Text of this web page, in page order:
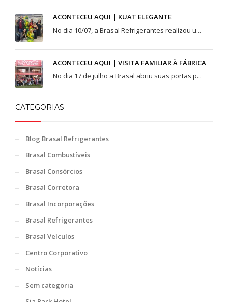
ACONTECEU AQUI | KUAT ELEGANTE
No dia 10/07, a Brasal Refrigerantes realizou u...
ACONTECEU AQUI | VISITA FAMILIAR À FÁBRICA
No dia 17 de julho a Brasal abriu suas portas p...
CATEGORIAS
Blog Brasal Refrigerantes
Brasal Combustíveis
Brasal Consórcios
Brasal Corretora
Brasal Incorporações
Brasal Refrigerantes
Brasal Veículos
Centro Corporativo
Notícias
Sem categoria